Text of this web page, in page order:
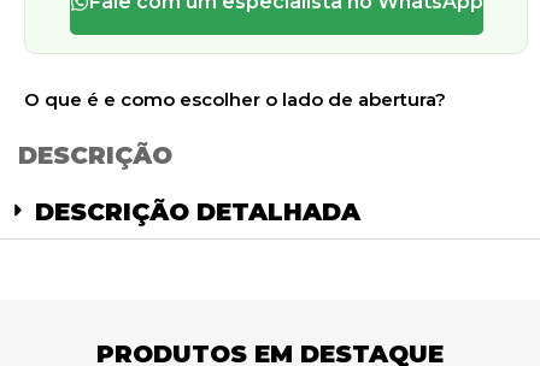
O que é e como escolher o lado de abertura?
DESCRIÇÃO
DESCRIÇÃO DETALHADA
PRODUTOS EM DESTAQUE